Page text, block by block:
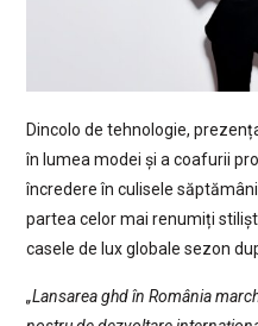
Dincolo de tehnologie,
în lumea modei și a coafurii
încredere în culisele
partea celor mai renumiți
casele de lux globale sezon
„Lansarea ghd în România